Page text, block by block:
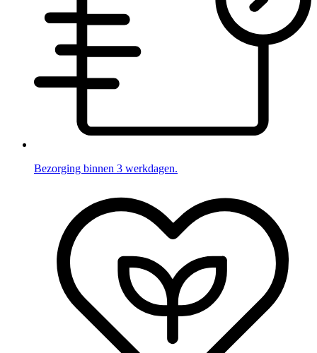
Bezorging binnen 3 werkdagen.